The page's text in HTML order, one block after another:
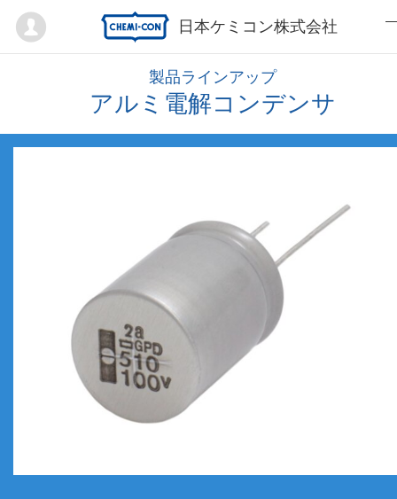
日本ケミコン株式会社
Mypage
製品ラインアップ
アルミ電解コンデンサ